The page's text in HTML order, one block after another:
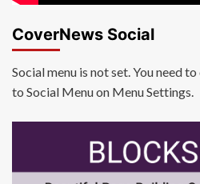
CoverNews Social
Social menu is not set. You need
to Social Menu on Menu Settings.